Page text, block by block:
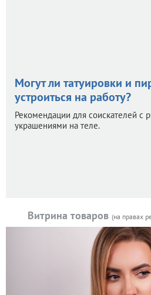
Могут ли татуировки и
устроиться на работу?
Рекомендации для соискателей с
украшениями на теле.
Витрина товаров (на правах